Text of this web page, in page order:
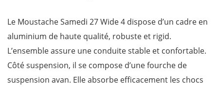
Le Moustache Samedi 27 Wide 4 dispose d’un cadre en
aluminium de haute qualité, robuste et rigid.
L’ensemble assure une conduite stable et confortable.
Côté suspension, il se compose d’une fourche de
suspension avan. Elle absorbe efficacement les chocs